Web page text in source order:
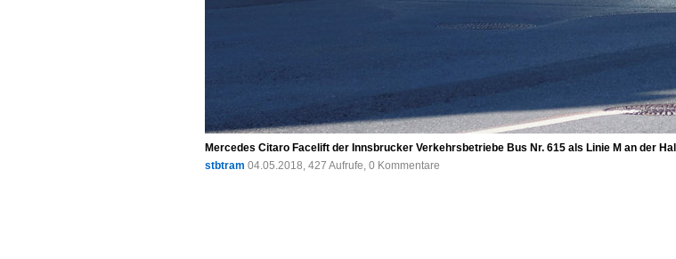
Mercedes Citaro Facelift der Innsbrucker Verkehrsbetriebe Bus Nr. 615 als Linie M an der
stbtram 04.05.2018, 427 Aufrufe, 0 Kommentare